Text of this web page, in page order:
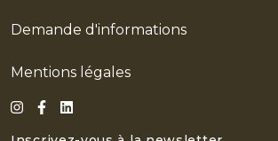
Demande d'informations
Mentions légales